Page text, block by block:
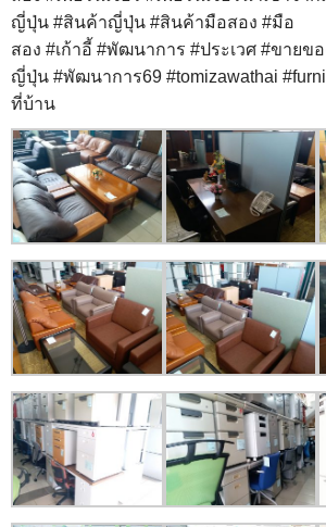
ญี่ปุ่น #สินค้าญี่ปุ่น #สินค้ามือสอง #มือ
สอง #เก้าอี้ #พัฒนาการ #ประเวศ #ขายขอ
ญี่ปุ่น #พัฒนาการ69 #tomizawathai #
ที่บ้าน